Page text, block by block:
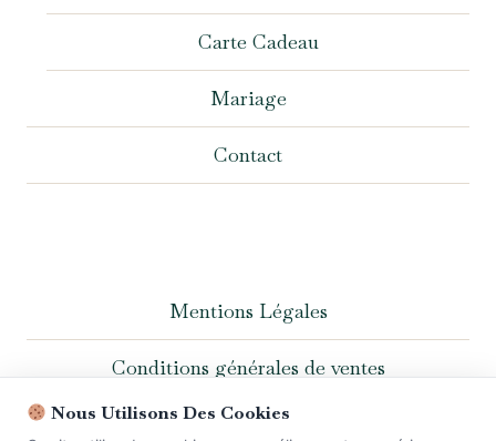
Carte Cadeau
Mariage
Contact
Mentions Légales
Conditions générales de ventes
Politique de confidentialité
Nous Utilisons Des Cookies